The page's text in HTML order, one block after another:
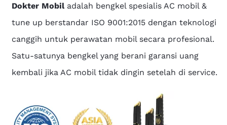
Dokter Mobiladalah bengkel spesialis AC mobil &
tune up berstandar ISO 9001:2015 dengan teknologi
canggih untuk perawatan mobil secara profesional.
Satu-satunya bengkel yang berani garansi uang
kembali jika AC mobil tidak dingin setelah di service.